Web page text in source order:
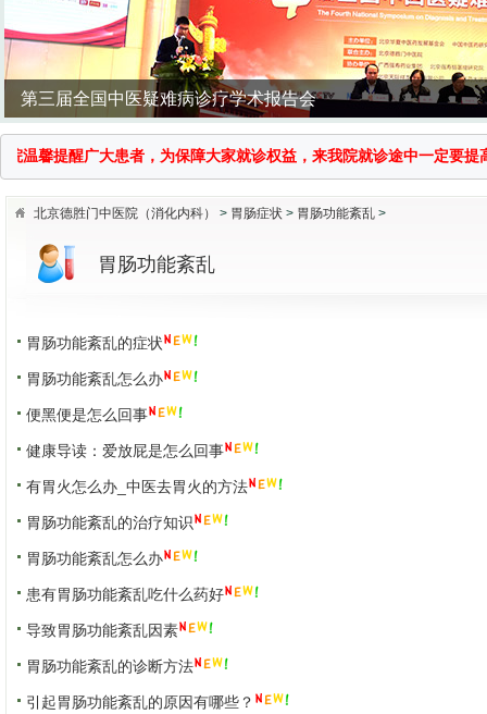
企业中医义诊活动
国医大师传承拜师仪式
温馨提醒广大患者，为保障大家就诊权益，来我院就诊途中一定要提
北京德胜门中医院（消化内科） > 胃肠症状 > 胃肠功能紊乱 >
胃肠功能紊乱
胃肠功能紊乱的症状
胃肠功能紊乱怎么办
便黑便是怎么回事
健康导读：爱放屁是怎么回事
有胃火怎么办_中医去胃火的方法
胃肠功能紊乱的治疗知识
胃肠功能紊乱怎么办
患有胃肠功能紊乱吃什么药好
导致胃肠功能紊乱因素
胃肠功能紊乱的诊断方法
引起胃肠功能紊乱的原因有哪些？